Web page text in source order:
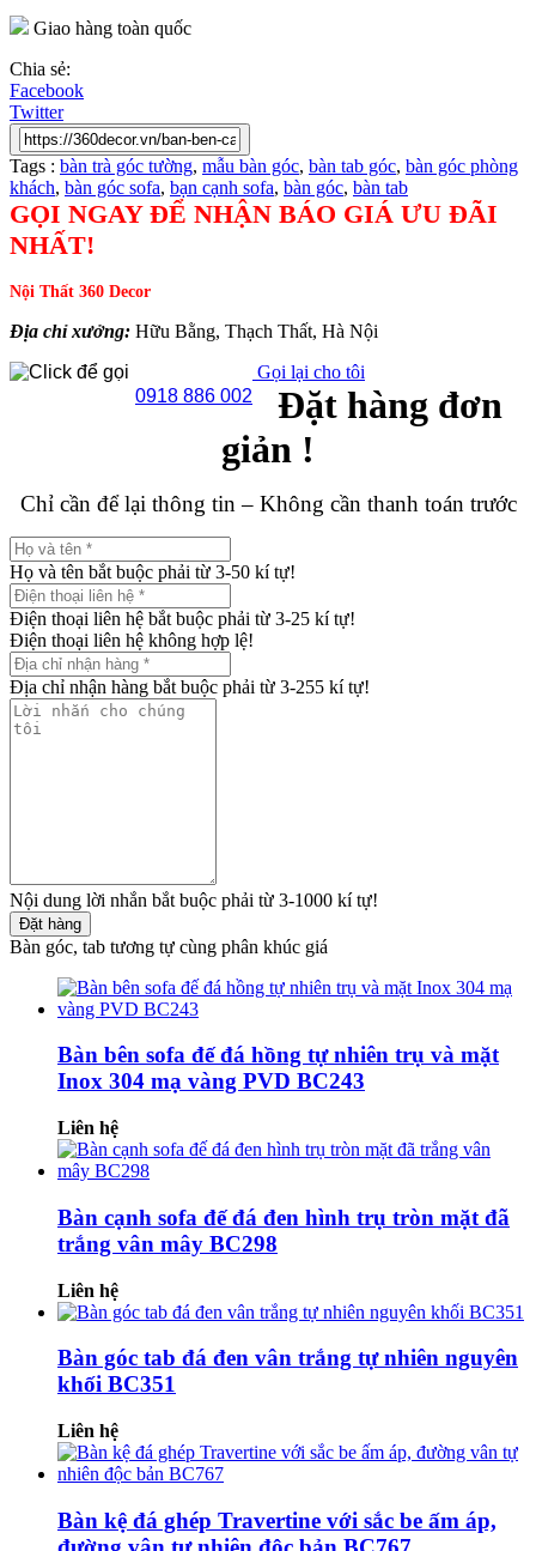
Giao hàng toàn quốc
Chia sẻ:
Facebook
Twitter
Tags : bàn trà góc tường, mẫu bàn góc, bàn tab góc, bàn góc phòng
khách, bàn góc sofa, bạn cạnh sofa, bàn góc, bàn tab
GỌI NGAY ĐỂ NHẬN BÁO GIÁ ƯU ĐÃI
NHẤT!
Nội Thất 360 Decor
Địa chỉ xưởng: Hữu Bằng, Thạch Thất, Hà Nội
0918 886 002
Gọi lại cho tôi
Đặt hàng đơn
giản !
Chỉ cần để lại thông tin – Không cần thanh toán trước
Họ và tên bắt buộc phải từ 3-50 kí tự!
Điện thoại liên hệ bắt buộc phải từ 3-25 kí tự!
Điện thoại liên hệ không hợp lệ!
Địa chỉ nhận hàng bắt buộc phải từ 3-255 kí tự!
Nội dung lời nhắn bắt buộc phải từ 3-1000 kí tự!
Đặt hàng
Bàn góc, tab tương tự cùng phân khúc giá
Bàn bên sofa đế đá hồng tự nhiên trụ và mặt
Inox 304 mạ vàng PVD BC243
Liên hệ
Bàn cạnh sofa đế đá đen hình trụ tròn mặt đã
trắng vân mây BC298
Liên hệ
Bàn góc tab đá đen vân trắng tự nhiên nguyên
khối BC351
Liên hệ
Bàn kệ đá ghép Travertine với sắc be ấm áp,